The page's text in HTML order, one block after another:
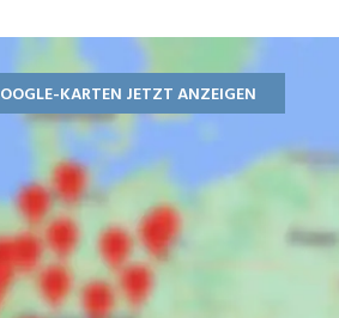
KARTEN JETZT ANZEIGEN